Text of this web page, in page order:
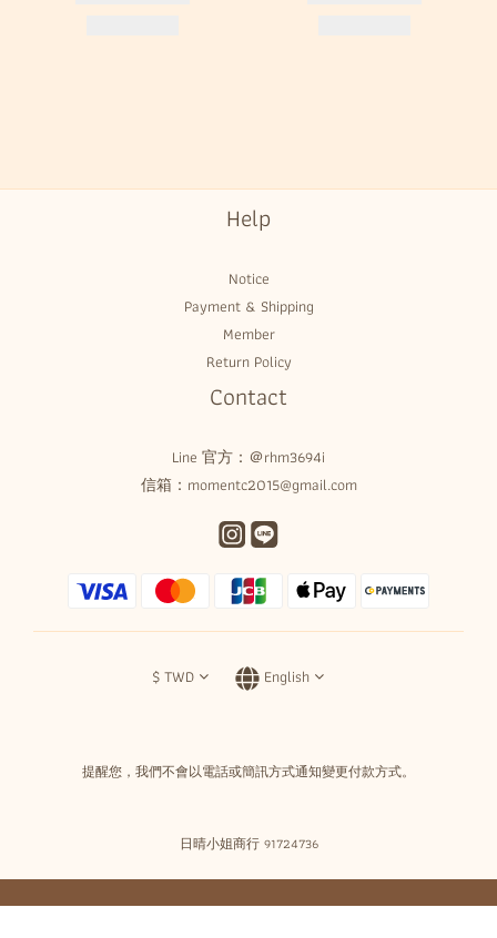
Help
Notice
Payment & Shipping
Member
Return Policy
Contact
Line 官方： ＠rhm3694i
信箱：momentc2015@gmail.com
$ TWD English
提醒您，我們不會以電話或簡訊方式通知變更付款方式。
日晴小姐商行 91724736